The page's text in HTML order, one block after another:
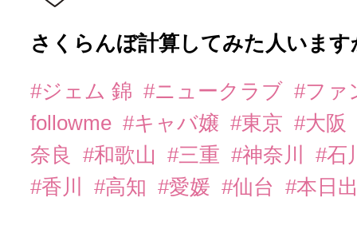
さくらんぼ計算してみた人います
#ジェム 錦 #ニュークラブ #ファ
followme #キャバ嬢 #東京 #大阪
奈良
#和歌山 #三重 #神奈川
#石
#香川
#高知 #愛媛 #仙台 #本日